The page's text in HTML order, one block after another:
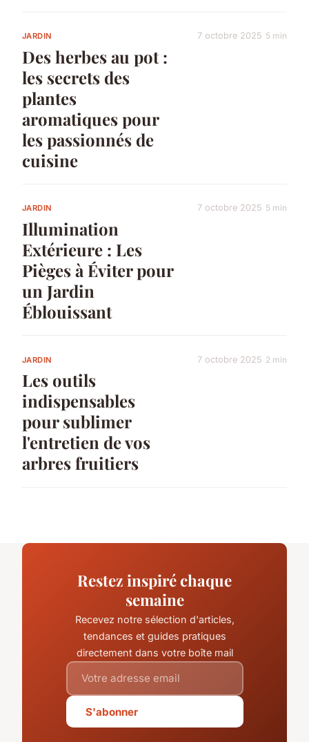
JARDIN
Des herbes au pot :
les secrets des
plantes
aromatiques pour
les passionnés de
cuisine
7 octobre 2025 5 min
JARDIN
Illumination
Extérieure : Les
Pièges à Éviter pour
un Jardin
Éblouissant
7 octobre 2025 5 min
JARDIN
Les outils
indispensables
pour sublimer
l'entretien de vos
arbres fruitiers
7 octobre 2025 2 min
Restez inspiré chaque
semaine
Recevez notre sélection d'articles,
tendances et guides pratiques
directement dans votre boîte mail
S'abonner